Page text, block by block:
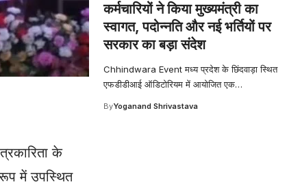
के
में उपस्थित
कर्मचारियों ने किया मुख्यमंत्री का
स्वागत, पदोन्नति और नई भर्तियों पर
सरकार का बड़ा संदेश
Chhindwara Event मध्य प्रदेश के छिंदवाड़ा स्थित
एफडीडीआई ऑडिटोरियम में आयोजित एक…
ByYoganand Shrivastava